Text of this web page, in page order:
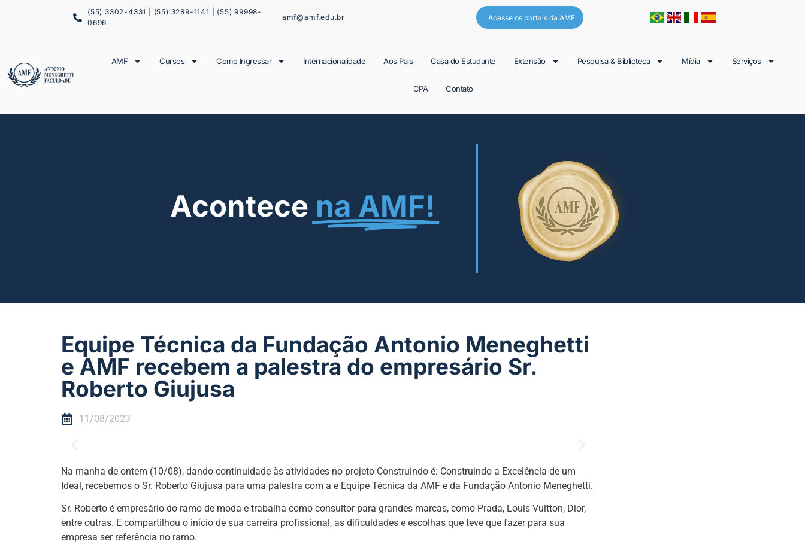
(55) 3302-4331 | (55) 3289-1141 | (55) 99998-
0696
amf@amf.edu.br Acesse os portais da AMF
AMF Cursos Como Ingressar Internacionalidade Aos Pais Casa do Estudante Extensão Pesquisa & Biblioteca Mídia Serviços
CPA Contato
Acontece na AMF!
Equipe Técnica da Fundação Antonio Meneghetti
e AMF recebem a palestra do empresário Sr.
Roberto Giujusa
11/08/2023
Na manha de ontem (10/08), dando continuidade às atividades no projeto Construindo é: Construindo a Excelência de um
Ideal, recebemos o Sr. Roberto Giujusa para uma palestra com a e Equipe Técnica da AMF e da Fundação Antonio Meneghetti.
Sr. Roberto é empresário do ramo de moda e trabalha como consultor para grandes marcas, como Prada, Louis Vuitton, Dior,
entre outras. E compartilhou o início de sua carreira profissional, as dificuldades e escolhas que teve que fazer para sua
empresa ser referência no ramo.